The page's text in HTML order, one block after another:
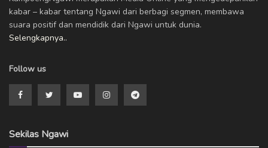
kabar – kabar tentang Ngawi dari berbagi segmen, membawa
suara positif dan mendidik dari Ngawi untuk dunia.
Selengkapnya..
Follow us
Sekilas Ngawi